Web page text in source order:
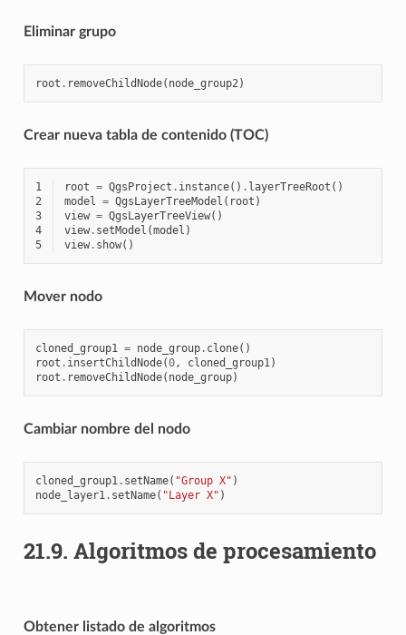
Eliminar grupo
root . removeChildNode( node_group2)
Crear nueva tabla de contenido (TOC)
1 root = QgsProject . instance() . layerTreeRoot ()
2
model = QgsLayerTreeModel ( root )
3
view = QgsLayerTreeView()
4
view. setModel (model )
5
view. show()
Mover nodo
cloned_group1 = node_group. clone()
root . insertChildNode(0, cloned_group1)
root . removeChildNode( node_group)
Cambiar nombre del nodo
cloned_group1. setName( "Group X" )
node_layer1. setName( "Layer X" )
21.9. Algoritmos de procesamiento
Obtener listado de algoritmos